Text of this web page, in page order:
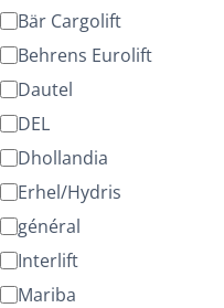
Bär Cargolift
Behrens Eurolift
Dautel
DEL
Dhollandia
Erhel/Hydris
général
Interlift
Mariba